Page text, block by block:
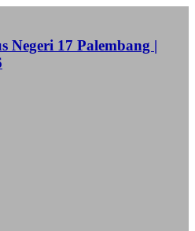
Negeri 17 Palembang |